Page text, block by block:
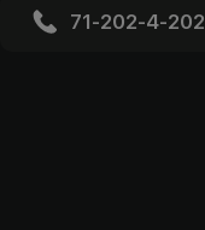
71-202-4-202